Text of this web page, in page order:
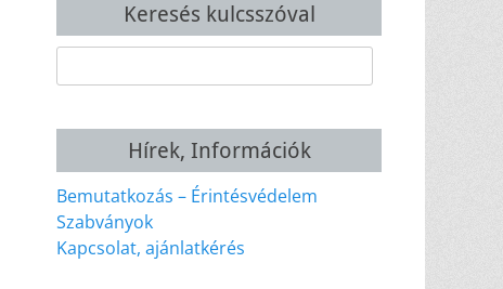
Keresés kulcsszóval
Hírek, Információk
Bemutatkozás – Érintésvédelem
Szabványok
Kapcsolat, ajánlatkérés